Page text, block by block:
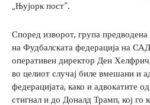
„Њујорк пост“.
Според изворот, група
на Фудбалската федерација на
оперативен директор Ден
во целиот случај биле вмешани и
федерацијата, како и адвокатите
стигнал и до Доналд Трамп, кој го